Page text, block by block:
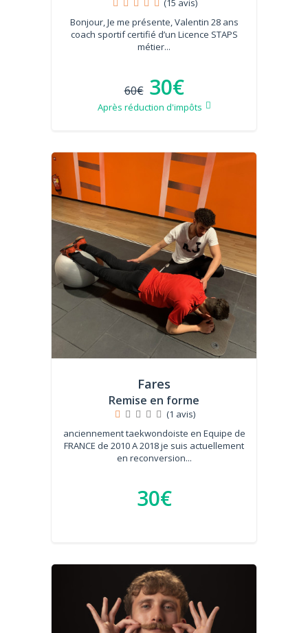
Bonjour, Je me présente, Valentin 28 ans
coach sportif certifié d’un Licence STAPS
métier...
60€ 30€
Après réduction d'impôts
Fares
Remise en forme
(1 avis)
anciennement taekwondoiste en Equipe de
FRANCE de 2010 A 2018 je suis actuellement
en reconversion...
30€